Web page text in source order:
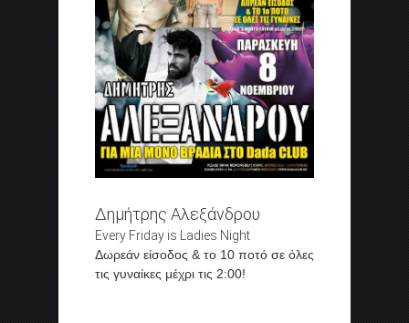
Δημήτρης Αλεξάνδρου
Every Friday is Ladies Night
Δωρεάν είσοδος & το 10 ποτό σε όλες
τις γυναίκες μέχρι τις 2:00!